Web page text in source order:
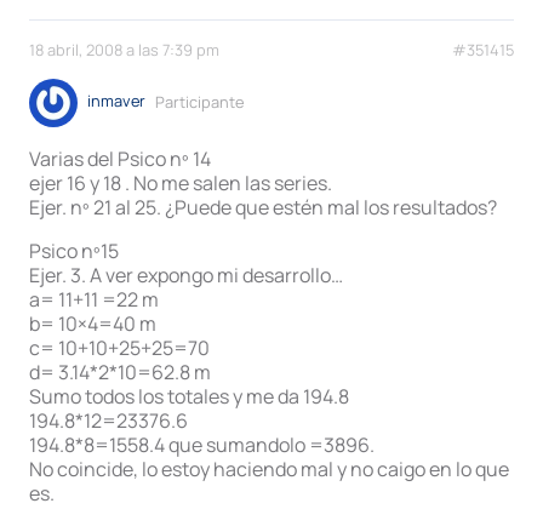
18 abril, 2008 a las 7:39 pm #351415
inmaver Participante
Varias del Psico nº 14
ejer 16 y 18 . No me salen las series.
Ejer. nº 21 al 25. ¿Puede que estén mal los resultados?
Psico nº15
Ejer. 3. A ver expongo mi desarrollo…
a= 11+11 =22 m
b= 10×4=40 m
c= 10+10+25+25=70
d= 3.14*2*10=62.8 m
Sumo todos los totales y me da 194.8
194.8*12=23376.6
194.8*8=1558.4 que sumandolo =3896.
No coincide, lo estoy haciendo mal y no caigo en lo que
es.